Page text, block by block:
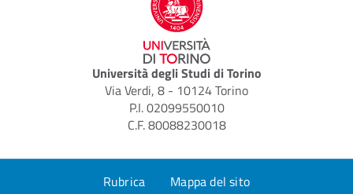
Università degli Studi di Torino
Via Verdi, 8 - 10124 Torino
P.I. 02099550010
C.F. 80088230018
Rubrica Mappa del sito